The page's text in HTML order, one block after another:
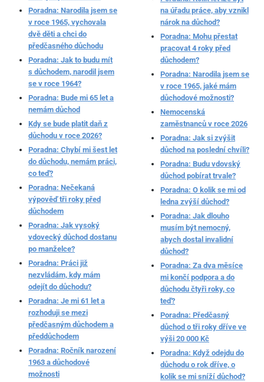
Poradna: Narodila jsem se
v roce 1965, vychovala
dvě děti a chci do
předčasného důchodu
Poradna: Jak to budu mít
s důchodem, narodil jsem
se v roce 1964?
Poradna: Bude mi 65 let a
nemám důchod
Kdy se bude platit daň z
důchodu v roce 2026?
Poradna: Chybí mi šest let
do důchodu, nemám práci,
co teď?
Poradna: Nečekaná
výpověď tři roky před
důchodem
Poradna: Jak vysoký
vdovecký důchod dostanu
po manželce?
Poradna: Práci již
nezvládám, kdy mám
odejít do důchodu?
Poradna: Je mi 61 let a
rozhoduji se mezi
předčasným důchodem a
předdůchodem
Poradna: Ročník narození
1963 a důchodové
možnosti
na úřadu práce, aby vznikl
nárok na důchod?
Poradna: Mohu přestat
pracovat 4 roky před
důchodem?
Poradna: Narodila jsem se
v roce 1965, jaké mám
důchodové možnosti?
Nemocenská
zaměstnanců v roce 2026
Poradna: Jak si zvýšit
důchod na poslední chvíli?
Poradna: Budu vdovský
důchod pobírat trvale?
Poradna: O kolik se mi od
ledna zvýší důchod?
Poradna: Jak dlouho
musím být nemocný,
abych dostal invalidní
důchod?
Poradna: Za dva měsíce
mi končí podpora a do
důchodu čtyři roky, co
teď?
Poradna: Předčasný
důchod o tři roky dříve ve
výši 20 000 Kč
Poradna: Když odejdu do
důchodu o rok dříve, o
kolik se mi sníží důchod?